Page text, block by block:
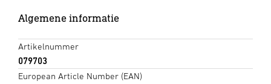
Algemene informatie
Artikelnummer
079703
European Article Number (EAN)